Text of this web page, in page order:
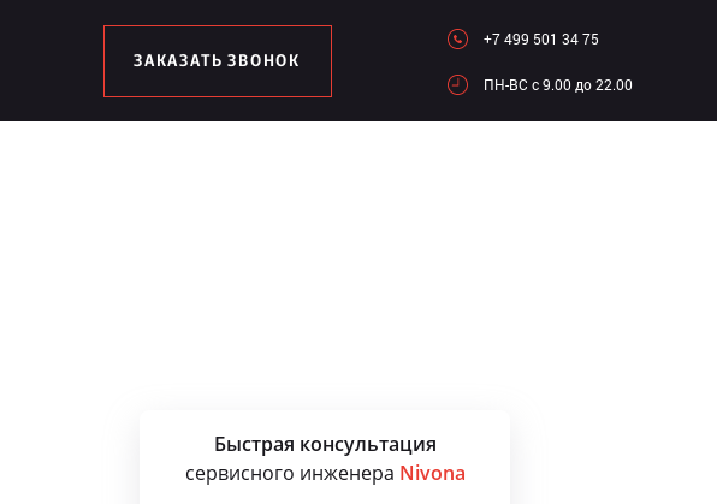
ЗАКАЗАТЬ ЗВОНОК
+7 499 501 34 75
ПН-ВC c 9.00 до 22.00
Быстрая консультация
сервисного инженера Nivona